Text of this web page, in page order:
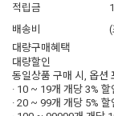
적립금
배송비
대량구매혜택
대량할인
동일상품 구매 시, 옵션
· 10 ~ 19개 개당3% 할
· 20 ~ 99개 개당 5% 할